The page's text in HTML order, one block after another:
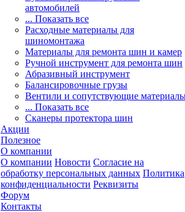
автомобилей
... Показать все
Расходные материалы для
шиномонтажа
Материалы для ремонта шин и камер
Ручной инструмент для ремонта шин
Абразивный инструмент
Балансировочные грузы
Вентили и сопутствующие
... Показать все
Сканеры протектора шин
Акции
Полезное
О компании
О компании Новости Согласие на
обработку персональных данных Политика
конфиденциальности Реквизиты
Форум
Контакты